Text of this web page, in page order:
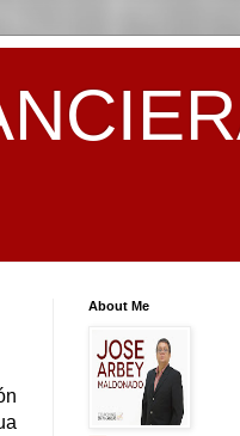
About Me